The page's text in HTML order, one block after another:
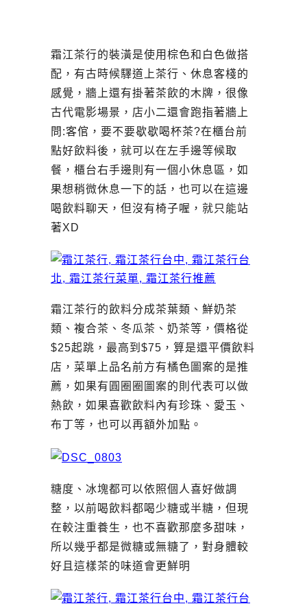
霜江茶行的裝潢是使用棕色和白色做搭
配，有古時候驛道上茶行、休息客棧的
感覺，牆上還有掛著茶飲的木牌，很像
古代電影場景，店小二還會跑指著牆上
問:客倌，要不要歇歇喝杯茶?在櫃台前
點好飲料後，就可以在左手邊等候取
餐，櫃台右手邊則有一個小休息區，如
果想稍微休息一下的話，也可以在這邊
喝飲料聊天，但沒有椅子喔，就只能站
著XD
霜江茶行的飲料分成茶葉類、鮮奶茶
類、複合茶、冬瓜茶、奶茶等，價格從
$25起跳，最高到$75，算是還平價飲料
店，菜單上品名前方有橘色圖案的是推
薦，如果有圓圈圈圖案的則代表可以做
熱飲，如果喜歡飲料內有珍珠、愛玉、
布丁等，也可以再額外加點。
糖度、冰塊都可以依照個人喜好做調
整，以前喝飲料都喝少糖或半糖，但現
在較注重養生，也不喜歡那麼多甜味，
所以幾乎都是微糖或無糖了，對身體較
好且這樣茶的味道會更鮮明